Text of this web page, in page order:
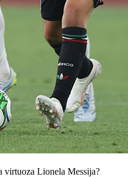
virtuoza Lionela Messija?